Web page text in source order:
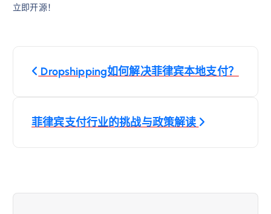
立即开源！
文
导
Dropshipping如何解决菲律宾本地支付？
菲律宾支付行业的挑战与政策解读